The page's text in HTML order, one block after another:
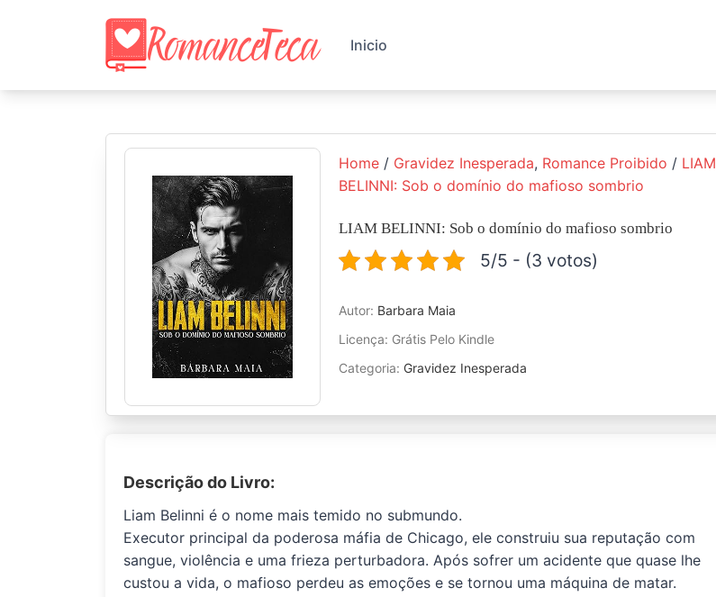
Inicio
Home / Gravidez Inesperada, Romance Proibido / LIAM
BELINNI: Sob o domínio do mafioso sombrio
LIAM BELINNI: Sob o domínio do mafioso sombrio
5/5 - (3 votos)
Autor: Barbara Maia
Licença: Grátis Pelo Kindle
Categoria: Gravidez Inesperada
Descrição do Livro:
Liam Belinni é o nome mais temido no submundo.
Executor principal da poderosa máfia de Chicago, ele construiu sua reputação com
sangue, violência e uma frieza perturbadora. Após sofrer um acidente que quase lhe
custou a vida, o mafioso perdeu as emoções e se tornou uma máquina de matar.